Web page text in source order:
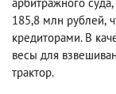
185,8 млн рублей,
кредиторами. В
весы для
трактор.